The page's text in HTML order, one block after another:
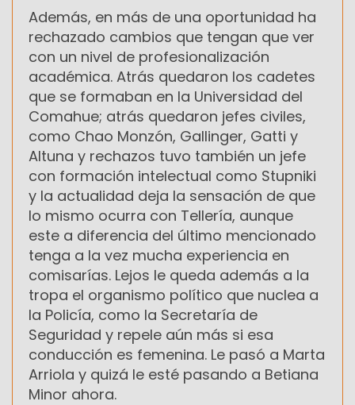
Además, en más de una oportunidad ha
rechazado cambios que tengan que ver
con un nivel de profesionalización
académica. Atrás quedaron los cadetes
que se formaban en la Universidad del
Comahue; atrás quedaron jefes civiles,
como Chao Monzón, Gallinger, Gatti y
Altuna y rechazos tuvo también un jefe
con formación intelectual como Stupniki
y la actualidad deja la sensación de que
lo mismo ocurra con Tellería, aunque
este a diferencia del último mencionado
tenga a la vez mucha experiencia en
comisarías. Lejos le queda además a la
tropa el organismo político que nuclea a
la Policía, como la Secretaría de
Seguridad y repele aún más si esa
conducción es femenina. Le pasó a Marta
Arriola y quizá le esté pasando a Betiana
Minor ahora.